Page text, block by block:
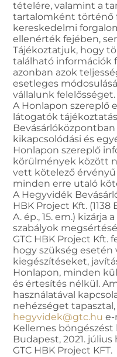
tételére, valamint a
tartalomként történő
kereskedelmi
ellenérték fejében,
Tájékoztatjuk, hogy
található információk
azonban azok
esetleges
vállalunk felelősséget.
A Honlapon szereplő
látogatók
Bevásárlóközpontban
kikapcsolódási és
Honlapon szereplő
körülmények között
vett kötelező
minden erre utaló
A Hegyvidék
HBK Project Kft.
A. ép., 15. em.) kizárja
szabályok
GTC HBK Project Kft.
hogy szükség esetén
kiegészítéseket,
Honlapon, minden
és értesítés nélkül.
használatával
nehézséget
hegyvidek@gtc.hu e-
Kellemes böngészést
Budapest, 2021. július
GTC HBK Project KFT.